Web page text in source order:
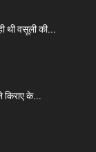
थी वसूली की...
किराए के...